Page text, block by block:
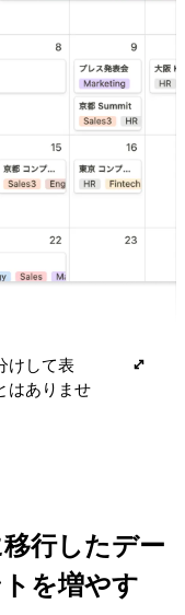
けして表
はありませ
行したデー
を増やす